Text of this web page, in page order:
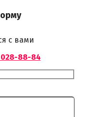
с вами
028-88-84